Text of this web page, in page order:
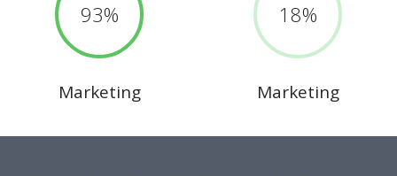
93
Marketing
18
Marketing